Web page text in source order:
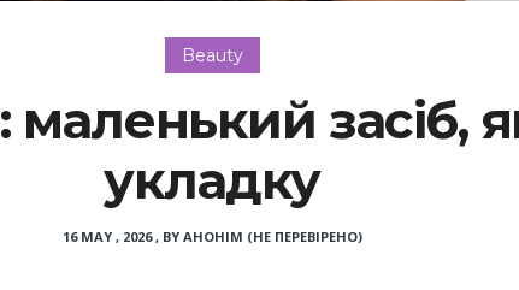
Beauty
засіб,
укладку
16 MAY , 2026, BY АНОНІМ (НЕ ПЕРЕВІРЕНО)